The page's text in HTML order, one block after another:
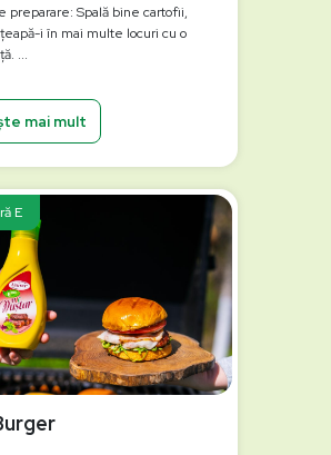
preparare: Spală bine cartofii,
i în mai multe locuri cu o
...
mai mult
E